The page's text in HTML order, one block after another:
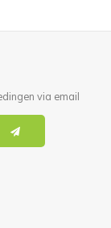
via email